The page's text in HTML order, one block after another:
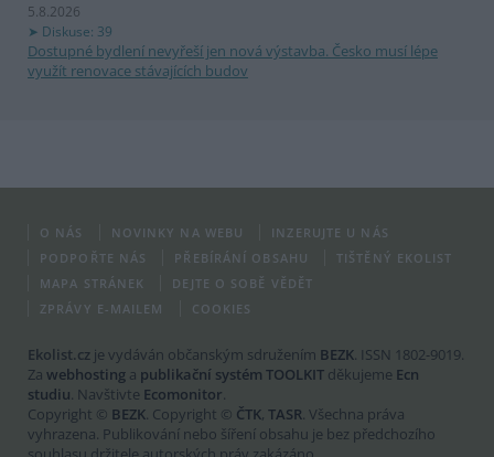
5.8.2026
Diskuse: 39
Dostupné bydlení nevyřeší jen nová výstavba. Česko musí lépe
využít renovace stávajících budov
O NÁS NOVINKY NA WEBU
INZERUJTE U NÁS
PODPOŘTE NÁS
PŘEBÍRÁNÍ OBSAHU
TIŠTĚNÝ EKOLIST
MAPA STRÁNEK
DEJTE O SOBĚ VĚDĚT
ZPRÁVY E-MAILEM
COOKIES
Ekolist.cz je vydáván občanským sdružením BEZK. ISSN 1802-9019.
Za webhosting a publikační systém TOOLKIT děkujeme Ecn
studiu. Navštivte Ecomonitor.
Copyright © BEZK. Copyright © ČTK, TASR. Všechna práva
vyhrazena. Publikování nebo šíření obsahu je bez předchozího